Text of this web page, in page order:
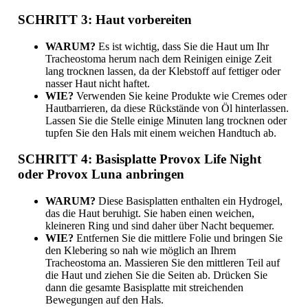
SCHRITT 3: Haut vorbereiten
WARUM? Es ist wichtig, dass Sie die Haut um Ihr
Tracheostoma herum nach dem Reinigen einige Zeit
lang trocknen lassen, da der Klebstoff auf fettiger oder
nasser Haut nicht haftet.
WIE? Verwenden Sie keine Produkte wie Cremes oder
Hautbarrieren, da diese Rückstände von Öl hinterlassen.
Lassen Sie die Stelle einige Minuten lang trocknen oder
tupfen Sie den Hals mit einem weichen Handtuch ab.
SCHRITT 4: Basisplatte Provox Life Night
oder Provox Luna anbringen
WARUM? Diese Basisplatten enthalten ein Hydrogel,
das die Haut beruhigt. Sie haben einen weichen,
kleineren Ring und sind daher über Nacht bequemer.
WIE? Entfernen Sie die mittlere Folie und bringen Sie
den Klebering so nah wie möglich an Ihrem
Tracheostoma an. Massieren Sie den mittleren Teil auf
die Haut und ziehen Sie die Seiten ab. Drücken Sie
dann die gesamte Basisplatte mit streichenden
Bewegungen auf den Hals.